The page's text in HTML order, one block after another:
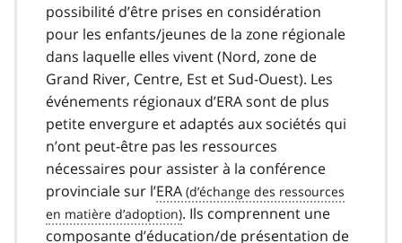
possibilité d’être prises en considération
pour les enfants/jeunes de la zone régionale
dans laquelle elles vivent (Nord, zone de
Grand River, Centre, Est et Sud-Ouest). Les
événements régionaux d’ERA sont de plus
petite envergure et adaptés aux sociétés qui
n’ont peut-être pas les ressources
nécessaires pour assister à la conférence
provinciale sur l’ERA
. Ils comprennent une
composante d’éducation/de présentation de